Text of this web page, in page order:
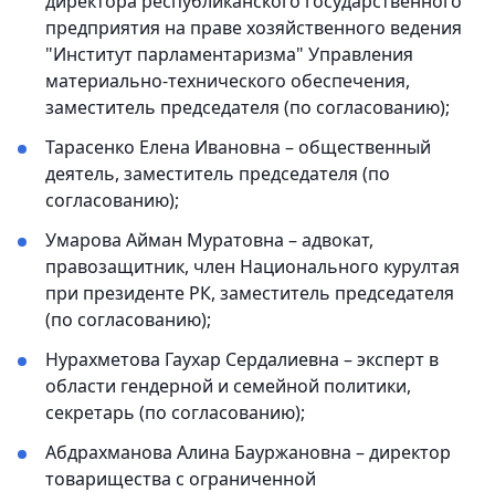
предприятия на праве хозяйственного ведения
"Институт парламентаризма" Управления
материально-технического обеспечения,
заместитель председателя (по согласованию);
Тарасенко Елена Ивановна – общественный
деятель, заместитель председателя (по
согласованию);
Умарова Айман Муратовна – адвокат,
правозащитник, член Национального курултая
при президенте РК, заместитель председателя
(по согласованию);
Нурахметова Гаухар Сердалиевна – эксперт в
области гендерной и семейной политики,
секретарь (по согласованию);
Абдрахманова Алина Бауржановна – директор
товарищества с ограниченной